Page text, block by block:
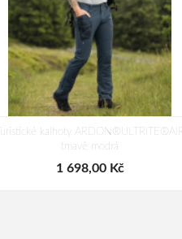
Turistické kalhoty ARDON®ULTRITE®AIR
tmavě modrá
1 698,00 Kč